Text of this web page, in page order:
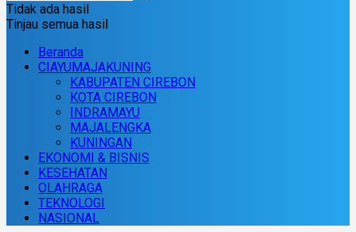
Tidak ada hasil
Tinjau semua hasil
Beranda
CIAYUMAJAKUNING
KABUPATEN CIREBON
KOTA CIREBON
INDRAMAYU
MAJALENGKA
KUNINGAN
EKONOMI & BISNIS
KESEHATAN
OLAHRAGA
TEKNOLOGI
NASIONAL